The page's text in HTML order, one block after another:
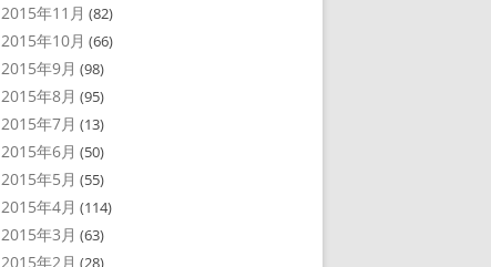
2015年11月 (82)
2015年10月 (66)
2015年9月 (98)
2015年8月 (95)
2015年7月 (13)
2015年6月 (50)
2015年5月 (55)
2015年4月 (114)
2015年3月 (63)
2015年2月 (28)